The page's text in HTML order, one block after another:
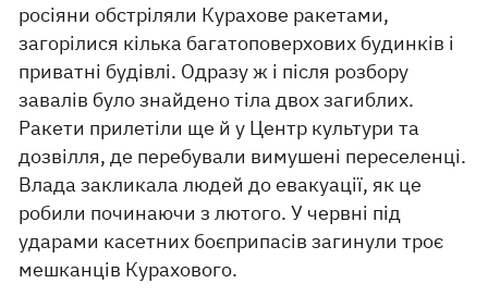
росіяни обстріляли Курахове ракетами,
загорілися кілька багатоповерхових будинків і
приватні будівлі. Одразу ж і після розбору
завалів було знайдено тіла двох загиблих.
Ракети прилетіли ще й у Центр культури та
дозвілля, де перебували вимушені переселенці.
Влада закликала людей до евакуації, як це
робили починаючи з лютого. У червні під
ударами касетних боєприпасів загинули троє
мешканців Курахового.